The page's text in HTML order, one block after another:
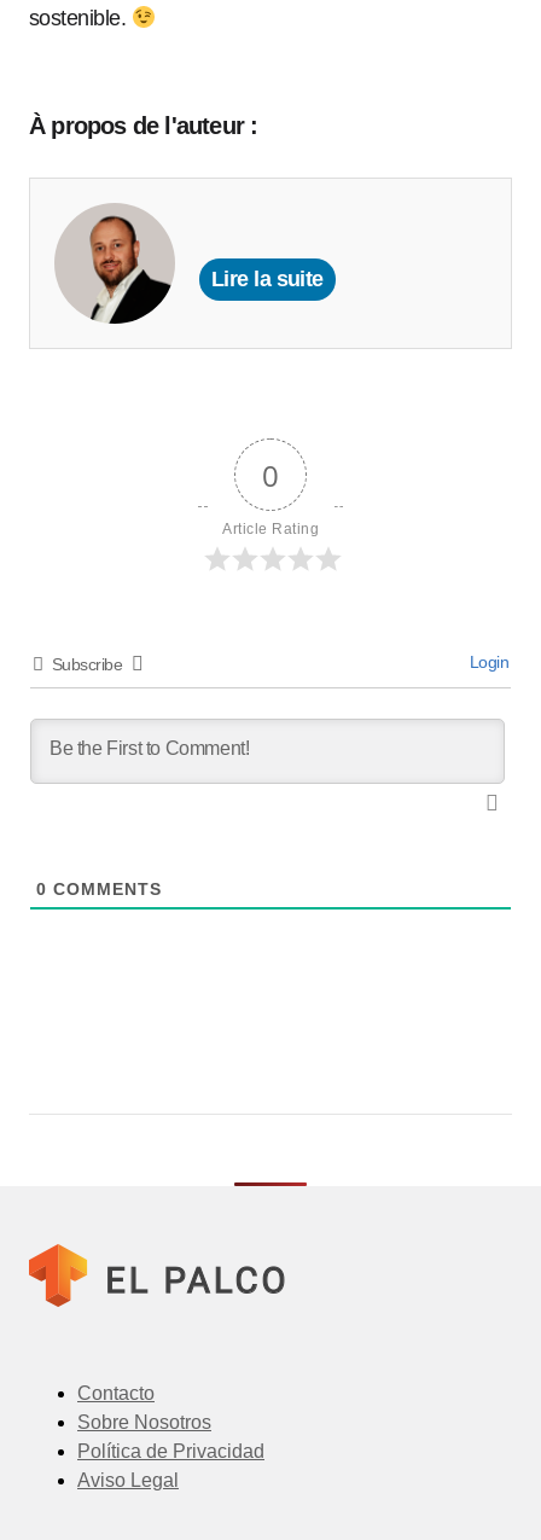
sostenible.
À propos de l'auteur :
Lire la suite
0
Article Rating
Subscribe Login
0 COMMENTS
Contacto
Sobre Nosotros
Política de Privacidad
Aviso Legal